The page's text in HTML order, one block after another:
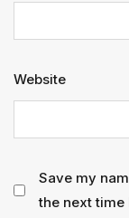
Website
Save my
the next time